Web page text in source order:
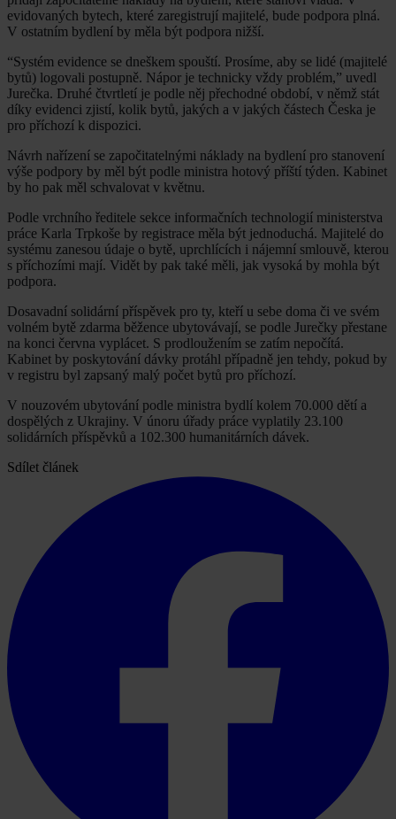
evidovaných bytech, které zaregistrují majitelé, bude podpora plná.
V ostatním bydlení by měla být podpora nižší.
“Systém evidence se dneškem spouští. Prosíme, aby se lidé (majitelé
bytů) logovali postupně. Nápor je technicky vždy problém,” uvedl
Jurečka. Druhé čtvrtletí je podle něj přechodné období, v němž stát
díky evidenci zjistí, kolik bytů, jakých a v jakých částech Česka je
pro příchozí k dispozici.
Návrh nařízení se započitatelnými náklady na bydlení pro stanovení
výše podpory by měl být podle ministra hotový příští týden. Kabinet
by ho pak měl schvalovat v květnu.
Podle vrchního ředitele sekce informačních technologií ministerstva
práce Karla Trpkoše by registrace měla být jednoduchá. Majitelé do
systému zanesou údaje o bytě, uprchlících i nájemní smlouvě, kterou
s příchozími mají. Vidět by pak také měli, jak vysoká by mohla být
podpora.
Dosavadní solidární příspěvek pro ty, kteří u sebe doma či ve svém
volném bytě zdarma běžence ubytovávají, se podle Jurečky přestane
na konci června vyplácet. S prodloužením se zatím nepočítá.
Kabinet by poskytování dávky protáhl případně jen tehdy, pokud by
v registru byl zapsaný malý počet bytů pro příchozí.
V nouzovém ubytování podle ministra bydlí kolem 70.000 dětí a
dospělých z Ukrajiny. V únoru úřady práce vyplatily 23.100
solidárních příspěvků a 102.300 humanitárních dávek.
Sdílet článek